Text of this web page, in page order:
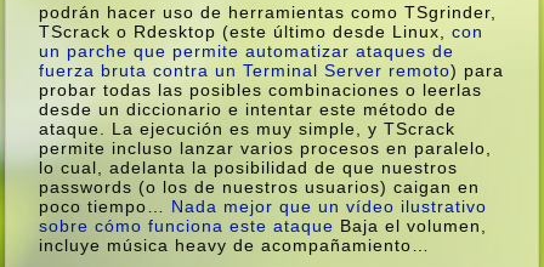
podrán hacer uso de herramientas como TSgrinder,
TScrack o Rdesktop (este último desde Linux,con
un parche que permite automatizar ataques de
fuerza bruta contra un Terminal Server remoto) para
probar todas las posibles combinaciones o leerlas
desde un diccionario e intentar este método de
ataque. La ejecución es muy simple, y TScrack
permite incluso lanzar varios procesos en paralelo,
lo cual, adelanta la posibilidad de que nuestros
passwords (o los de nuestros usuarios) caigan en
poco tiempo… Nada mejor que un ví­deo ilustrativo
sobre cómo funciona este ataque Baja el volumen,
incluye música heavy de acompañamiento…